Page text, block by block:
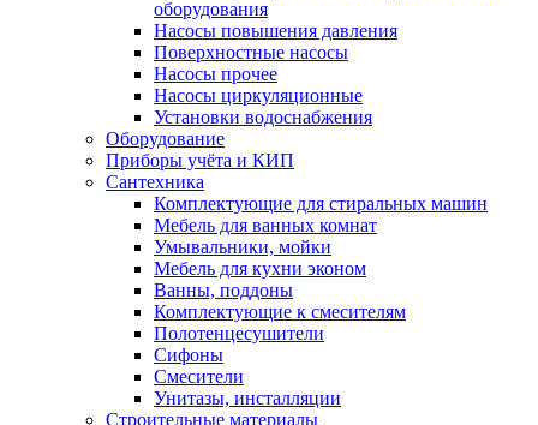
оборудования
Насосы повышения давления
Поверхностные насосы
Насосы прочее
Насосы циркуляционные
Установки водоснабжения
Оборудование
Приборы учёта и КИП
Сантехника
Комплектующие для стиральных машин
Мебель для ванных комнат
Умывальники, мойки
Мебель для кухни эконом
Ванны, поддоны
Комплектующие к смесителям
Полотенцесушители
Сифоны
Смесители
Унитазы, инсталляции
Строительные материалы